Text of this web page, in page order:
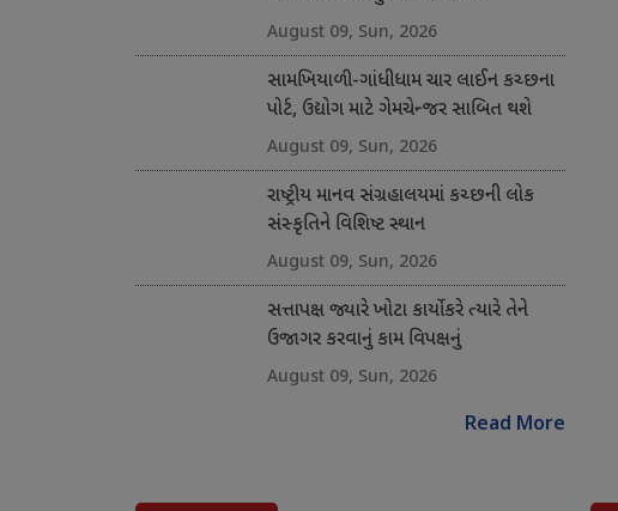
August 09, Sun, 2026
સામખિયાળી-ગાંધીધામ ચાર લાઈન કચ્છના
પોર્ટ, ઉદ્યોગ માટે ગેમચેન્જર સાબિત થશે
August 09, Sun, 2026
રાષ્ટ્રીય માનવ સંગ્રહાલયમાં કચ્છની લોક
સંસ્કૃતિને વિશિષ્ટ સ્થાન
August 09, Sun, 2026
સત્તાપક્ષ જ્યારે ખોટા કાર્યો કરે ત્યારે તેને
ઉજાગર કરવાનું કામ વિપક્ષનું
August 09, Sun, 2026
Read More